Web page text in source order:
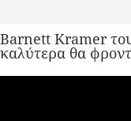
Kramer του
θα